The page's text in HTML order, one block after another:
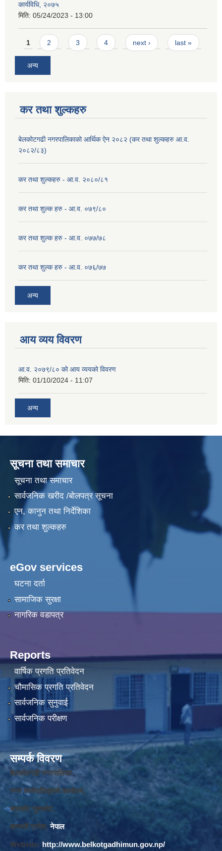
कार्यविधि, २०७५
मिति: 05/24/2023 - 13:00
Pages
1 2 3 4 next › last »
अन्य
कर तथा शुल्कहरु
बेलकोटगढी नगरपालिकाको आर्थिक ऐन २०८२ (कर तथा शुल्कहरु आ.व.
२०८२/८३)
कर तथा शुल्कहरु - आ.व. २०८०/८१
कर तथा शुल्क हरु - आ.व. ०७९/८०
कर तथा शुल्क हरु - आ.व. ०७७/७८
कर तथा शुल्क हरु - आ.व. ०७६/७७
अन्य
आय व्यय विवरण
आ.व. २०७९/८० को आय व्ययको विवरण
मिति: 01/10/2024 - 11:07
अन्य
सूचना तथा समाचार
सूचना तथा समाचार
सार्वजनिक खरीद /बोलपत्र सूचना
एन, कानुन तथा निर्देशिका
कर तथा शुल्कहरु
eGov services
घटना दर्ता
सामाजिक सुरक्षा
नागरिक वडापत्र
Reports
वार्षिक प्रगति प्रतिवेदन
चौमासिक प्रगति प्रतिवेदन
सार्वजनिक सुनुवाई
सार्वजनिक परीक्षण
सम्पर्क विवरण
बेलकोटगढी नगरपालिका ,
नगर कार्यपालिकाको कार्यालय,
बाघखोर नुवाकोट,
बागमती प्रदेश, नेपाल
Website: http://www.belkotgadhimun.gov.np/